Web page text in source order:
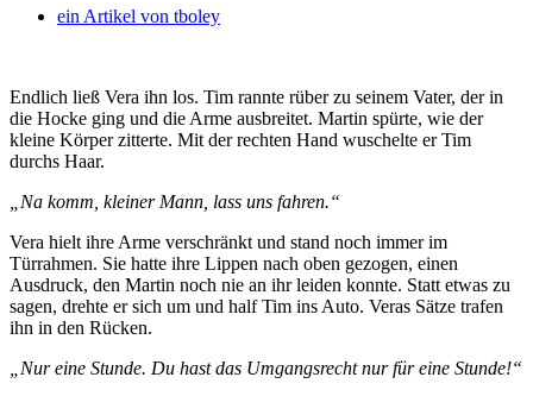
ein Artikel von tboley
Endlich ließ Vera ihn los. Tim rannte rüber zu seinem Vater, der in
die Hocke ging und die Arme ausbreitet. Martin spürte, wie der
kleine Körper zitterte. Mit der rechten Hand wuschelte er Tim
durchs Haar.
„Na komm, kleiner Mann, lass uns fahren.“
Vera hielt ihre Arme verschränkt und stand noch immer im
Türrahmen. Sie hatte ihre Lippen nach oben gezogen, einen
Ausdruck, den Martin noch nie an ihr leiden konnte. Statt etwas zu
sagen, drehte er sich um und half Tim ins Auto. Veras Sätze trafen
ihn in den Rücken.
„Nur eine Stunde. Du hast das Umgangsrecht nur für eine Stunde!“